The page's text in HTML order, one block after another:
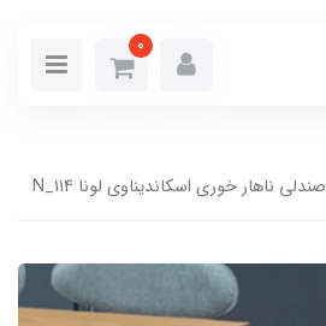
0
صندلی ناهار خوری اسکاندیناوی لونا N_114